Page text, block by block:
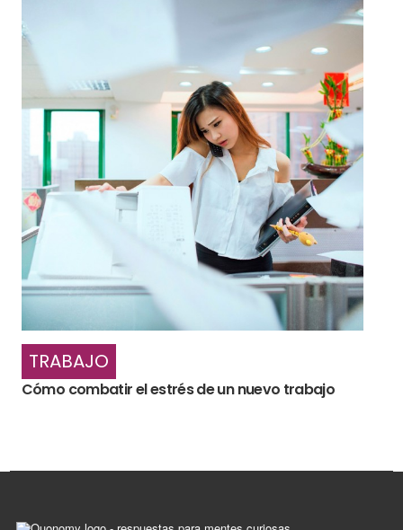
TRABAJO
Cómo combatir el estrés de un nuevo trabajo